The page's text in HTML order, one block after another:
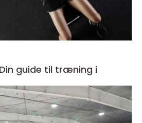
guide til træning i